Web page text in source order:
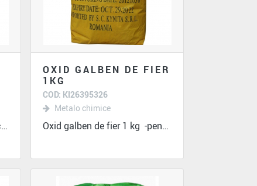
Diluant universal 0.9l/12 buc -se...
OXID GALBEN DE FIER
1KG
COD: KI26395326
Metalo chimice
Oxid galben de fier 1 kg -pentru...